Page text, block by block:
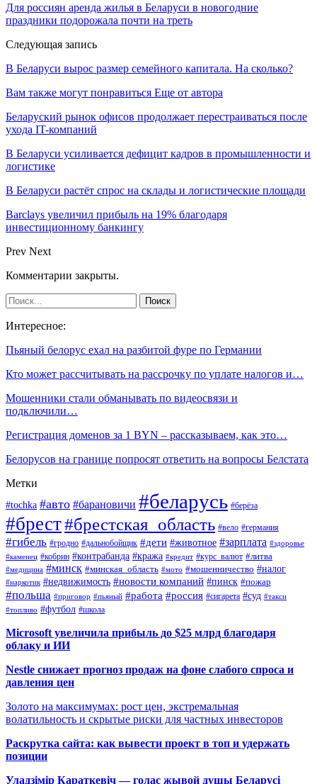
Для россиян аренда жилья в Беларуси в новогодние
праздники подорожала почти на треть
Следующая запись
В Беларуси вырос размер семейного капитала. На сколько?
Вам также могут понравиться Еще от автора
Беларуский рынок офисов продолжает перестраиваться после
ухода IT-компаний
В Беларуси усиливается дефицит кадров в промышленности и
логистике
В Беларуси растёт спрос на склады и логистические площади
Barclays увеличил прибыль на 19% благодаря
инвестиционному банкингу
Prev Next
Комментарии закрыты.
Интересное:
Пьяный белорус ехал на разбитой фуре по Германии
Кто может рассчитывать на рассрочку по уплате налогов и…
Мошенники стали обманывать по видеосвязи и
подключили…
Регистрация доменов за 1 BYN – рассказываем, как это…
Белорусов на границе попросят ответить на вопросы Белстата
Метки
#tochka #авто #барановичи #беларусь #берёза
#брест#брестская_область #вело #германия
#гибель #гродно #дальнобойщик #дети #животное #зарплата #здоровье
#каменец #кобрин #контрабанда #кража #кредит #курс_валют #литва
#медицина #минск #минская_область #мото #мошенничество #налог
#наркотик #недвижимость #новости компаний #пинск #пожар
#польша #приговор #пьяный #работа #россия #сигарета #суд #такси
#топливо #футбол #школа
Microsoft увеличила прибыль до $25 млрд благодаря
облаку и ИИ
Nestle снижает прогноз продаж на фоне слабого спроса и
давления цен
Золото на максимумах: рост цен, экстремальная
волатильность и скрытые риски для частных инвесторов
Раскрутка сайта: как вывести проект в топ и удержать
позиции
Уладзімір Караткевіч — голас жывой душы Беларусі